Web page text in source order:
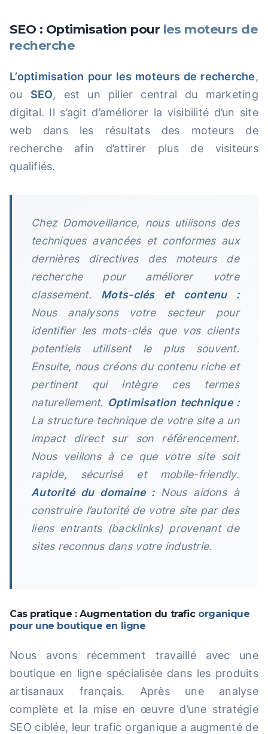
SEO : Optimisation pour les moteurs de
recherche
L’optimisation pour les moteurs de recherche,
ou SEO, est un pilier central du marketing
digital. Il s’agit d’améliorer la visibilité d’un site
web dans les résultats des moteurs de
recherche afin d’attirer plus de visiteurs
qualifiés.
Chez Domoveillance, nous utilisons des
techniques avancées et conformes aux
dernières directives des moteurs de
recherche pour améliorer votre
classement. Mots-clés et contenu :
Nous analysons votre secteur pour
identifier les mots-clés que vos clients
potentiels utilisent le plus souvent.
Ensuite, nous créons du contenu riche et
pertinent qui intègre ces termes
naturellement. Optimisation technique :
La structure technique de votre site a un
impact direct sur son référencement.
Nous veillons à ce que votre site soit
rapide, sécurisé et mobile-friendly.
Autorité du domaine :Nous aidons à
construire l’autorité de votre site par des
liens entrants (backlinks) provenant de
sites reconnus dans votre industrie.
Cas pratique : Augmentation du trafic organique
pour une boutique en ligne
Nous avons récemment travaillé avec une
boutique en ligne spécialisée dans les produits
artisanaux français. Après une analyse
complète et la mise en œuvre d’une stratégie
SEO ciblée, leur trafic organique a augmenté de